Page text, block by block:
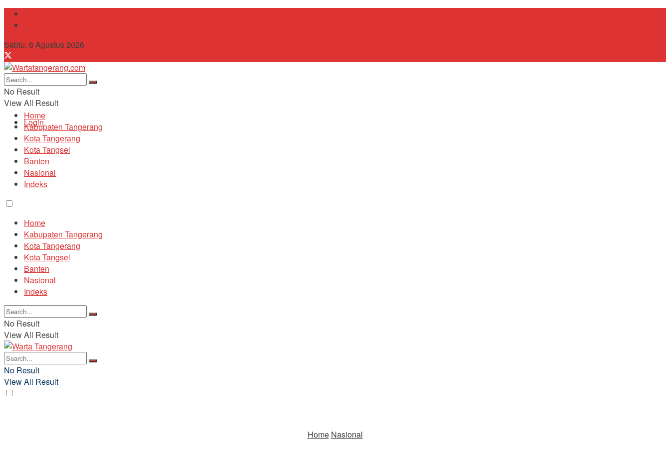
Sabtu, 8 Agustus 2026
No Result
View All Result
Login
Home
Kabupaten Tangerang
Kota Tangerang
Kota Tangsel
Banten
Nasional
Indeks
Home
Kabupaten Tangerang
Kota Tangerang
Kota Tangsel
Banten
Nasional
Indeks
No Result
View All Result
No Result
View All Result
Home Nasional